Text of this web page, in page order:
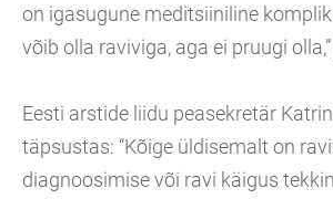
on igasugune meditsiiniline
võib olla raviviga, aga ei pruugi
Eesti arstide liidu peasekretär
täpsustas: “Kõige üldisemalt on
diagnoosimise või ravi käigus